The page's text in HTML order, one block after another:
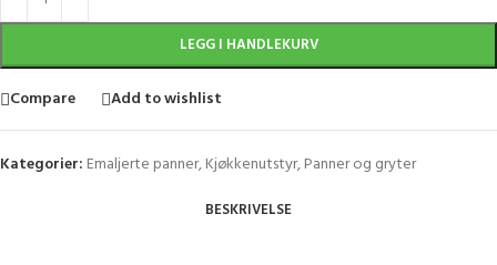
LEGG I HANDLEKURV
Compare Add to wishlist
Kategorier: Emaljerte panner,Kjøkkenutstyr,Panner og gryter
BESKRIVELSE